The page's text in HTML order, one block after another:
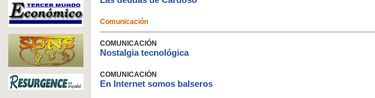
Comunicación
COMUNICACIÓN
Nostalgia tecnológica
COMUNICACIÓN
En Internet somos balseros